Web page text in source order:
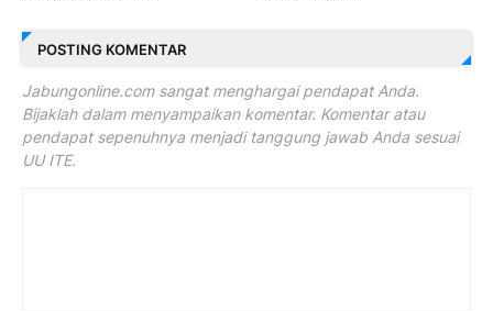
POSTING KOMENTAR
Jabungonline.com sangat menghargai pendapat Anda.
Bijaklah dalam menyampaikan komentar. Komentar atau
pendapat sepenuhnya menjadi tanggung jawab Anda sesuai
UU ITE.